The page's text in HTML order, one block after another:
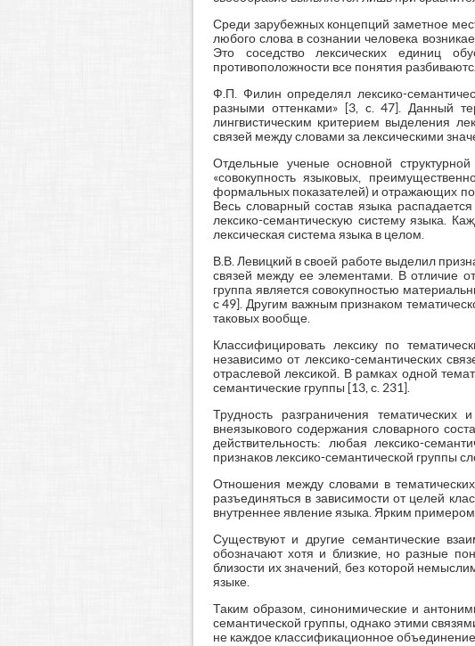
Среди зарубежных концепций заметное
любого слова в сознании человека
Это соседство лексических единиц
противоположности все понятия
Ф.П. Филин определял лексико-
разными оттенками» [3, c. 47]. Данный
лингвистическим критерием выделения
связей между словами за лексическими
Отдельные ученые основной
«совокупность языковых,
формальных показателей) и отражающих
Весь словарный состав языка
лексико-семантическую систему языка.
лексическая система языка в целом.
В.В. Левицкий в своей работе выделил
связей между ее элементами. В отличие
группа является совокупностью
с 49]. Другим важным признаком
таковых вообще.
Классифицировать лексику по
независимо от лексико-семантических
отраслевой лексикой. В рамках одной
семантические группы [13, с. 231].
Трудность разграничения тематических
внеязыкового содержания словарного
действительность: любая лексико-
признаков лексико-семантической группы
Отношения между словами в
разъединяться в зависимости от целей
внутреннее явление языка. Ярким
Существуют и другие семантические
обозначают хотя и близкие, но разные
близости их значений, без которой
языке.
Таким образом, синонимические и
семантической группы, однако этими
не каждое классификационное